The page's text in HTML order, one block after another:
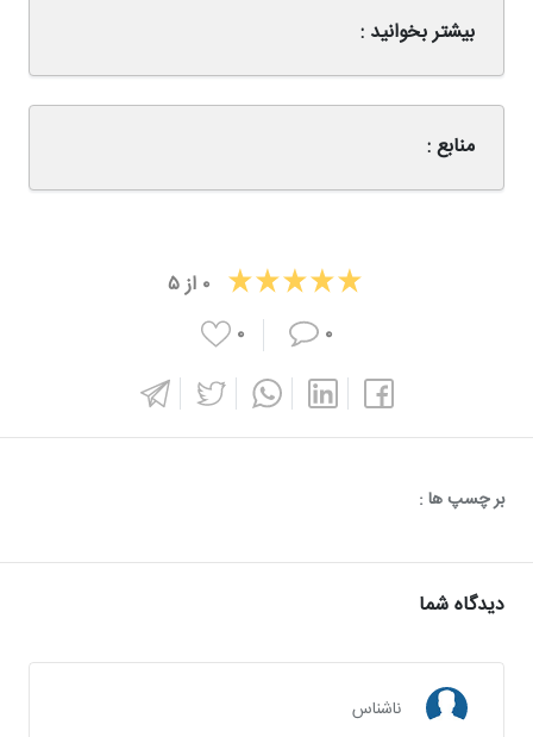
بیشتر بخوانید :
منابع :
۰ از۵
۰
۰
بر چسپ ها :
دیدگاه شما
ناشناس